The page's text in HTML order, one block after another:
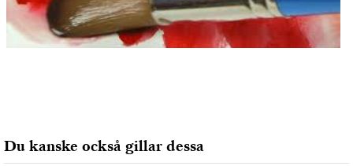
Du kanske också gillar dessa